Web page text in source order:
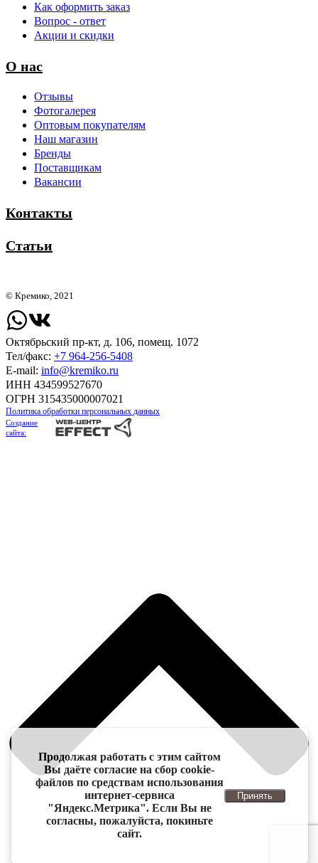
Как оформить заказ
Вопрос - ответ
Акции и скидки
О нас
Отзывы
Фотогалерея
Оптовым покупателям
Наш магазин
Бренды
Поставщикам
Вакансии
Контакты
Статьи
© Кремико, 2021
Октябрьский пр-кт, д. 106, помещ. 1072
Тел/факс: +7 964-256-5408
Е-mail: info@kremiko.ru
ИНН 434599527670
ОГРН 315435000007021
Политика обработки персональных данных
Создание
сайта:
Продолжая работать с этим сайтом
Вы даёте согласие на сбор cookie-
файлов по средствам использования
интернет-сервиса
"Яндекс.Метрика". Если Вы не
согласны, пожалуйста, покиньте
сайт.
Принять